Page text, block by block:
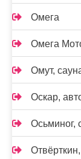
Омега
Омега
Омут,
Оскар,
Осьминог,